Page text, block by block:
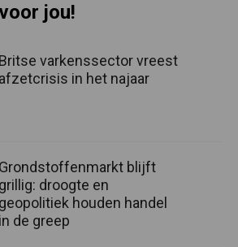
jou!
Britse varkenssector vreest
afzetcrisis in het najaar
Grondstoffenmarkt blijft
grillig: droogte en
geopolitiek houden handel
in de greep